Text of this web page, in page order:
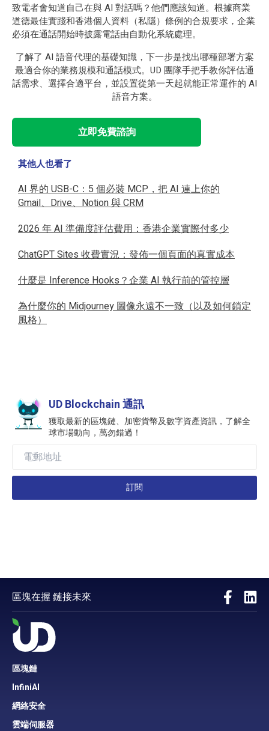
致電者會知道自己在與 AI 對話嗎？他們應該知道。根據商業
道德最佳實踐和香港個人資料（私隱）條例的合規要求，企業
必須在通話開始時披露電話由自動化系統處理。
了解了 AI 語音代理的基礎知識，下一步是找出哪種部署方案
最適合你的業務規模和通話模式。UD 團隊手把手教你評估通
話需求、選擇合適平台，並設置從第一天起就能正常運作的 AI
語音方案。
立即免費諮詢
其他人也看了
AI 界的 USB-C：5 個必裝 MCP，把 AI 連上你的
Gmail、Drive、Notion 與 CRM
2026 年 AI 準備度評估費用：香港企業實際付多少
ChatGPT Sites 收費實況：發佈一個頁面的真實成本
什麼是 Inference Hooks？企業 AI 執行前的管控層
為什麼你的 Midjourney 圖像永遠不一致（以及如何鎖定
風格）
UD Blockchain 通訊
獲取最新的區塊鏈、加密貨幣及數字資產資訊，了解全
球市場動向，萬勿錯過！
訂閱
區塊在握 鏈接未來
區塊鏈
InfiniAI
網絡安全
雲端伺服器